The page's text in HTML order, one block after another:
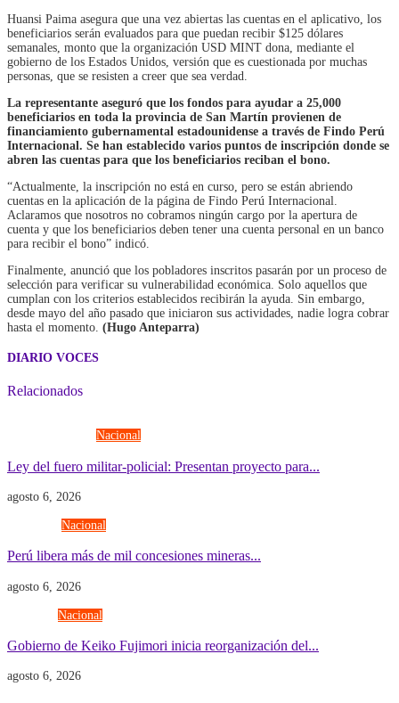
Huansi Paima asegura que una vez abiertas las cuentas en el aplicativo, los
beneficiarios serán evaluados para que puedan recibir $125 dólares
semanales, monto que la organización USD MINT dona, mediante el
gobierno de los Estados Unidos, versión que es cuestionada por muchas
personas, que se resisten a creer que sea verdad.
La representante aseguró que los fondos para ayudar a 25,000
beneficiarios en toda la provincia de San Martín provienen de
financiamiento gubernamental estadounidense a través de Findo Perú
Internacional. Se han establecido varios puntos de inscripción donde se
abren las cuentas para que los beneficiarios reciban el bono.
“Actualmente, la inscripción no está en curso, pero se están abriendo
cuentas en la aplicación de la página de Findo Perú Internacional.
Aclaramos que nosotros no cobramos ningún cargo por la apertura de
cuenta y que los beneficiarios deben tener una cuenta personal en un banco
para recibir el bono” indicó.
Finalmente, anunció que los pobladores inscritos pasarán por un proceso de
selección para verificar su vulnerabilidad económica. Solo aquellos que
cumplan con los criterios establecidos recibirán la ayuda. Sin embargo,
desde mayo del año pasado que iniciaron sus actividades, nadie logra cobrar
hasta el momento. (Hugo Anteparra)
DIARIO VOCES
Relacionados
Nacional
Ley del fuero militar-policial: Presentan proyecto para...
agosto 6, 2026
Nacional
Perú libera más de mil concesiones mineras...
agosto 6, 2026
Nacional
Gobierno de Keiko Fujimori inicia reorganización del...
agosto 6, 2026